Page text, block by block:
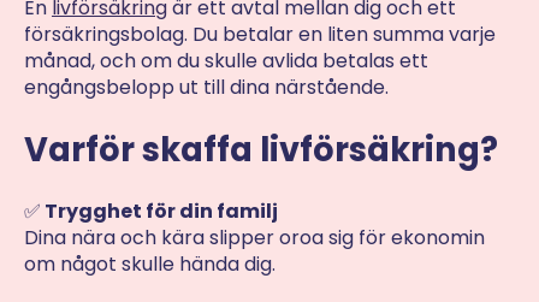
En livförsäkringär ett avtal mellan dig och ett
försäkringsbolag. Du betalar en liten summa varje
månad, och om du skulle avlida betalas ett
engångsbelopp ut till dina närstående.
Varför skaffa livförsäkring?
✅ Trygghet för din familj
Dina nära och kära slipper oroa sig för ekonomin
om något skulle hända dig.